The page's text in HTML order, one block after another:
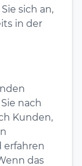
sich an,
in der
nach
Kunden,
erfahren
das